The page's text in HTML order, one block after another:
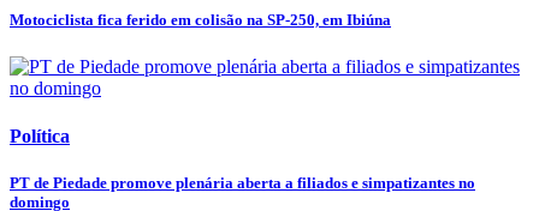
Motociclista fica ferido em colisão na SP-250, em Ibiúna
Política
PT de Piedade promove plenária aberta a filiados e simpatizantes no
domingo